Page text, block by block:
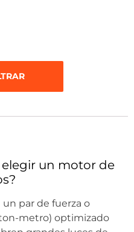
elegir un motor de
par de fuerza o
metro) optimizado